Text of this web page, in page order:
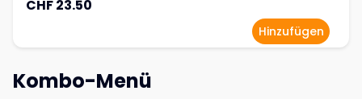
CHF 23.50
Hinzufügen
Kombo-Menü